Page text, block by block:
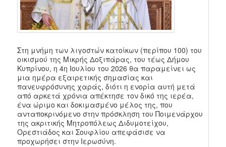
Στη μνήμη των λιγοστών κατοίκων (περίπου 100) του
οικισμού της Μικρής Δοξιπάρας, του τέως Δήμου
Κυπρίνου, η 4η Ιουλίου του 2026 θα παραμείνει ως
μια ημέρα εξαιρετικής σημασίας και
πανευφρόσυνης χαράς, διότι η ενορία αυτή μετά
από αρκετά χρόνια απέκτησε τον δικό της ιερέα,
ένα ώριμο και δοκιμασμένο μέλος της, που
ανταποκρινόμενο στην πρόσκληση του Ποιμενάρχου
της ακριτικής Μητροπόλεως Διδυμοτείχου,
Ορεστιάδος και Σουφλίου απεφάσισε να
προχωρήσει στην Ιερωσύνη.